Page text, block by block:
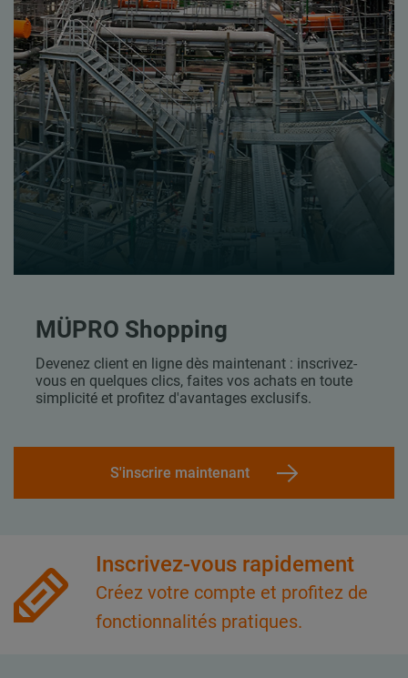
MÜPRO Shopping
Devenez client en ligne dès maintenant : inscrivez-
vous en quelques clics, faites vos achats en toute
simplicité et profitez d'avantages exclusifs.
S'inscrire maintenant
Inscrivez-vous rapidement
Créez votre compte et profitez de
fonctionnalités pratiques.